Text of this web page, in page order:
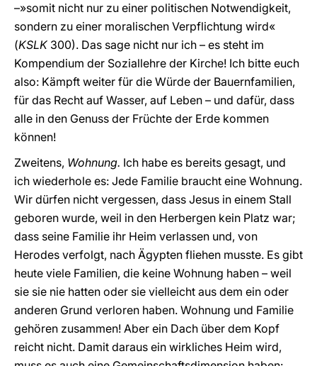
–»somit nicht nur zu einer politischen Notwendigkeit,
sondern zu einer moralischen Verpflichtung wird«
(KSLK 300). Das sage nicht nur ich – es steht im
Kompendium der Soziallehre der Kirche! Ich bitte euch
also: Kämpft weiter für die Würde der Bauernfamilien,
für das Recht auf Wasser, auf Leben – und dafür, dass
alle in den Genuss der Früchte der Erde kommen
können!
Zweitens, Wohnung. Ich habe es bereits gesagt, und
ich wiederhole es: Jede Familie braucht eine Wohnung.
Wir dürfen nicht vergessen, dass Jesus in einem Stall
geboren wurde, weil in den Herbergen kein Platz war;
dass seine Familie ihr Heim verlassen und, von
Herodes verfolgt, nach Ägypten fliehen musste. Es gibt
heute viele Familien, die keine Wohnung haben – weil
sie sie nie hatten oder sie vielleicht aus dem ein oder
anderen Grund verloren haben. Wohnung und Familie
gehören zusammen! Aber ein Dach über dem Kopf
reicht nicht. Damit daraus ein wirkliches Heim wird,